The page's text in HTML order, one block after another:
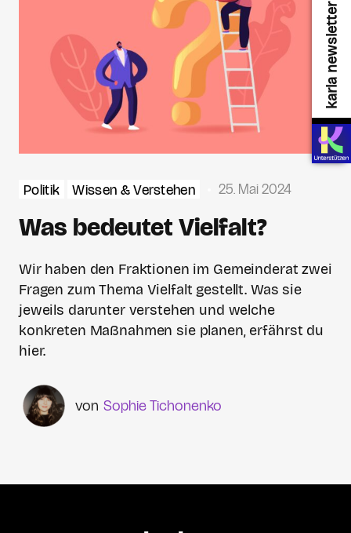
karla newsletter
Politik Wissen & Verstehen 25. Mai 2024
Was bedeutet Vielfalt?
Wir haben den Fraktionen im Gemeinderat zwei
Fragen zum Thema Vielfalt gestellt. Was sie
jeweils darunter verstehen und welche
konkreten Maßnahmen sie planen, erfährst du
hier.
Sophie Tichonenko